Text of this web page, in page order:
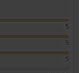
5
5
5